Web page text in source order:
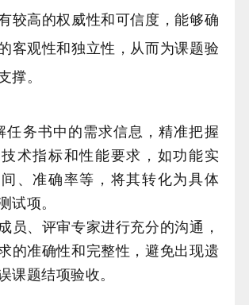
较高的权威性和可信度，能够确
客观性和独立性，从而为课题验
撑。
任务书中的需求信息，精准把握
术指标和性能要求，如功能实
、准确率等，将其转化为具体
试项。
员、评审专家进行充分的沟通，
的准确性和完整性，避免出现遗
课题结项验收。